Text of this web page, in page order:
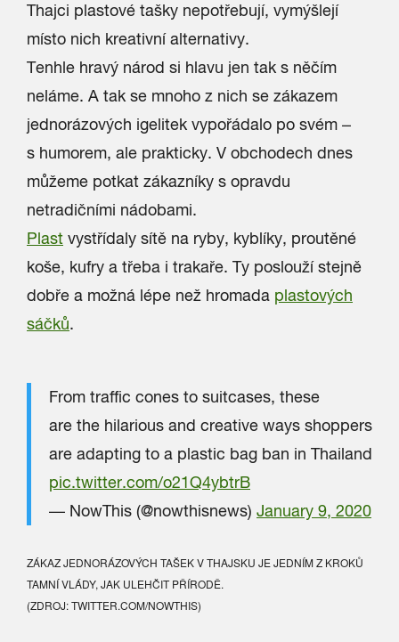
Thajci plastové tašky nepotřebují, vymýšlejí
místo nich kreativní alternativy.
Tenhle hravý národ si hlavu jen tak s něčím
neláme. A tak se mnoho z nich se zákazem
jednorázových igelitek vypořádalo po svém –
s humorem, ale prakticky. V obchodech dnes
můžeme potkat zákazníky s opravdu
netradičními nádobami.
Plast vystřídaly sítě na ryby, kyblíky, proutěné
koše, kufry a třeba i trakaře. Ty poslouží stejně
dobře a možná lépe než hromada plastových
sáčků.
From traffic cones to suitcases, these
are the hilarious and creative ways shoppers
are adapting to a plastic bag ban in Thailand
pic.twitter.com/o21Q4ybtrB
— NowThis (@nowthisnews) January 9, 2020
ZÁKAZ JEDNORÁZOVÝCH TAŠEK V THAJSKU JE JEDNÍM Z KROKŮ
TAMNÍ VLÁDY, JAK ULEHČIT PŘÍRODĚ.
(ZDROJ: TWITTER.COM/NOWTHIS)